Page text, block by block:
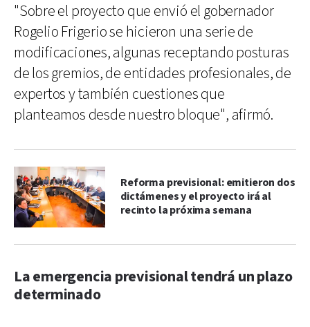
"Sobre el proyecto que envió el gobernador
Rogelio Frigerio se hicieron una serie de
modificaciones, algunas receptando posturas
de los gremios, de entidades profesionales, de
expertos y también cuestiones que
planteamos desde nuestro bloque", afirmó.
Reforma previsional: emitieron dos
dictámenes y el proyecto irá al
recinto la próxima semana
La emergencia previsional tendrá un plazo
determinado